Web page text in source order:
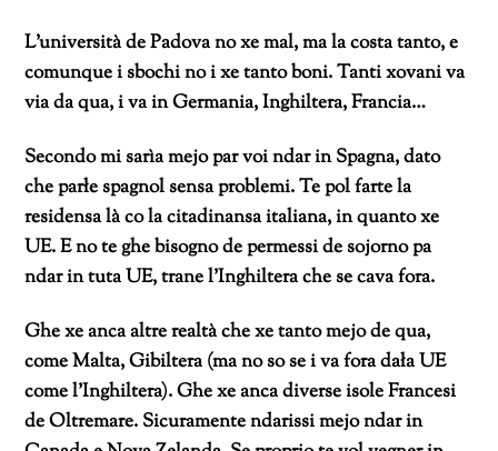
L’università de Padova no xe mal, ma la costa tanto, e
comunque i sbochi no i xe tanto boni. Tanti xovani va
via da qua, i va in Germania, Inghiltera, Francia…
Secondo mi sarìa mejo par voi ndar in Spagna, dato
che parłe spagnol sensa problemi. Te pol farte la
residensa là co la citadinansa italiana, in quanto xe
UE. E no te ghe bisogno de permessi de sojorno pa
ndar in tuta UE, trane l’Inghiltera che se cava fora.
Ghe xe anca altre realtà che xe tanto mejo de qua,
come Malta, Gibiltera (ma no so se i va fora dała UE
come l’Inghiltera). Ghe xe anca diverse isole Francesi
de Oltremare. Sicuramente ndarissi mejo ndar in